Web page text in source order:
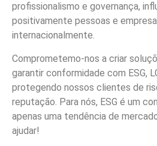
profissionalismo e governança,
positivamente pessoas e
internacionalmente.
Comprometemo-nos a criar
garantir conformidade com ESG,
protegendo nossos clientes de
reputação. Para nós, ESG é um
apenas uma tendência de
ajudar!